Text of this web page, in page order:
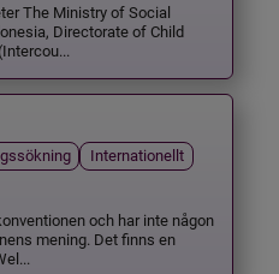
The Ministry of Social
Directorate of Child
Internationellt
och har inte någon
mening. Det finns en